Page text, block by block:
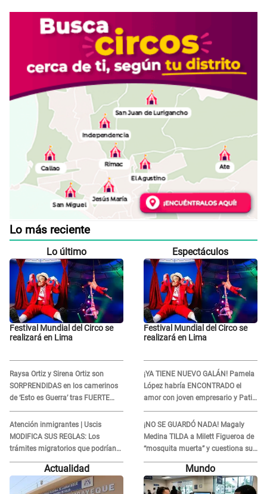
Lo más reciente
Lo último
Festival Mundial del Circo se
realizará en Lima
Raysa Ortiz y Sirena Ortiz son
SORPRENDIDAS en los camerinos
de ‘Esto es Guerra’ tras FUERTE
ENFRENTAMIENTO con Gabriel
Moisés: “Gracias”
Atención inmigrantes | Uscis
MODIFICA SUS REGLAS: Los
trámites migratorios que podrían
necesitar tu prueba de ADN
Espectáculos
Festival Mundial del Circo se
realizará en Lima
¡YA TIENE NUEVO GALÁN! Pamela
López habría ENCONTRADO el
amor con joven empresario y Pati
Lorena la ECHA en VIVO
¡NO SE GUARDÓ NADA! Magaly
Medina TILDA a Milett Figueroa de
“mosquita muerta” y cuestiona su
RECONCILIACIÓN con Marcelo
Tinelli en TV argentina
Actualidad Mundo